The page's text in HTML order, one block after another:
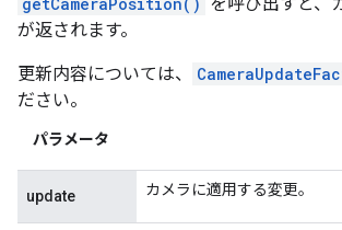
が返されます。
更新内容については、
ださい。
パラメータ
update カメラに適用する変更。